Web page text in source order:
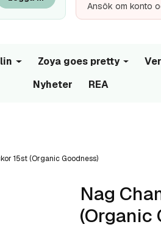
Ansök om konto
Zoya goes pretty
Nyheter
REA
15st (Organic Goodness)
Nag
(Organic